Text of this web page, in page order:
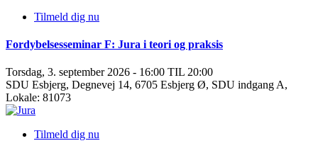
Tilmeld dig nu
Fordybelsesseminar F: Jura i teori og praksis
Torsdag, 3. september 2026 - 16:00 TIL 20:00
SDU Esbjerg, Degnevej 14, 6705 Esbjerg Ø, SDU indgang A,
Lokale: 81073
Tilmeld dig nu